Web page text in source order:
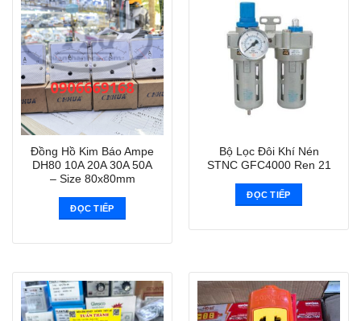
Đồng Hồ Kim Báo Ampe
DH80 10A 20A 30A 50A
– Size 80x80mm
ĐỌC TIẾP
Bộ Lọc Đôi Khí Nén
STNC GFC4000 Ren 21
ĐỌC TIẾP